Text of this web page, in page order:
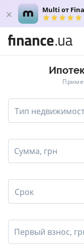
Multi от
Тип
Сумма, грн
Срок
Первый взнос,